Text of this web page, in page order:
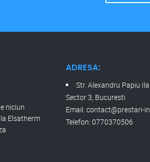
niciun
Elsatherm
ADRESA:
Str. Alexandru Papiu
Sector 3, Bucuresti
Email: contact@prestari-
Telefon: 0770370506